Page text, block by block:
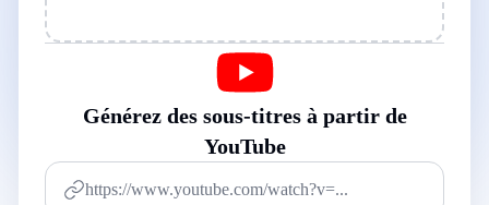
Générez des sous-titres à partir de
YouTube